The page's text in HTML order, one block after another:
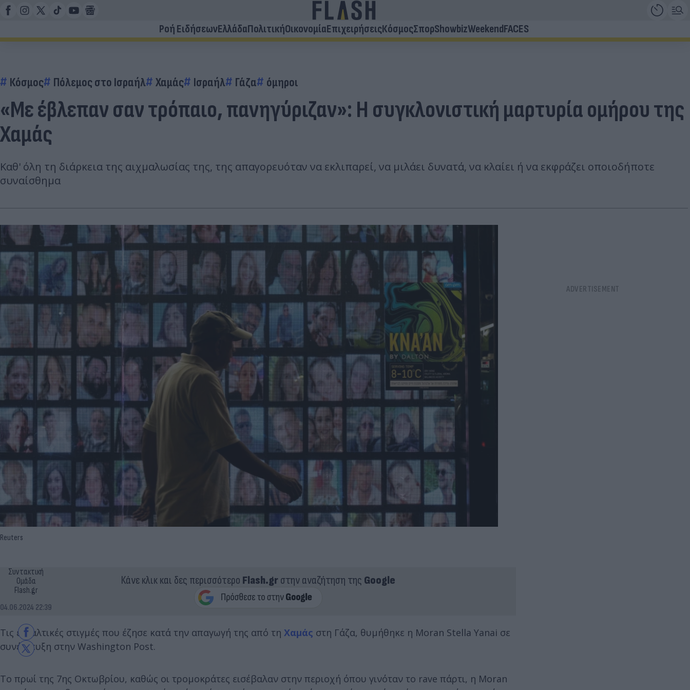
Ροή ΕιδήσεωνΕλλάδαΠολιτικήΟικονομίαΕπιχειρήσειςΚόσμοςΣπορShowbizWeekendFACES
Κόσμος Πόλεμος στο Ισραήλ Χαμάς Ισραήλ Γάζα όμηροι
«Με έβλεπαν σαν τρόπαιο, πανηγύριζαν»: Η συγκλονιστική μαρτυρία ομήρου της
Χαμάς
Καθ' όλη τη διάρκεια της αιχμαλωσίας της, της απαγορευόταν να εκλιπαρεί, να μιλάει δυνατά, να κλαίει ή να εκφράζει οποιοδήποτε
συναίσθημα
Reuters
Συντακτική
Ομάδα
Flash.gr
04.06.2024 22:39
Κάνε κλικ και δες περισσότερο Flash.grστην αναζήτηση της Google
Τις εφιαλτικές στιγμές που έζησε κατά την απαγωγή της από τη Χαμάς στη Γάζα, θυμήθηκε η Moran Stella Yanai σε
συνέντευξη στην Washington Post.
Το πρωί της 7ης Οκτωβρίου, καθώς οι τρομοκράτες εισέβαλαν στην περιοχή όπου γινόταν το rave πάρτι, η Moran